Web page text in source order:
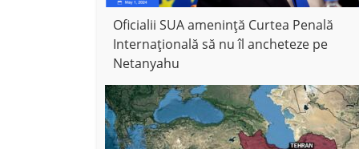
Oficialii SUA amenință Curtea Penală
Internațională să nu îl ancheteze pe
Netanyahu